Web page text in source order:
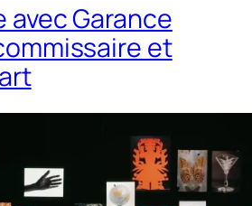
avec Garance
et